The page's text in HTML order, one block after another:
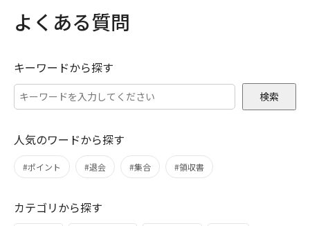
よくある質問
キーワードから探す
検索
人気のワードから探す
#ポイント #退会 #集合 #領収書
カテゴリから探す